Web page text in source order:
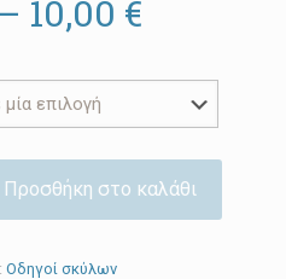
– 10,00 €Price
9,00 €
through
10,00 €
Προσθήκη στο καλάθι
Οδηγοί σκύλων